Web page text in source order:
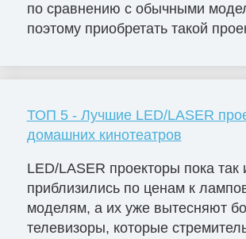
по сравнению с обычными
поэтому приобретать такой
ТОП 5 - Лучшие LED/LASER
домашних кинотеатров
LED/LASER проекторы пока так
приблизились по ценам к
моделям, а их уже вытесняют
телевизоры, которые